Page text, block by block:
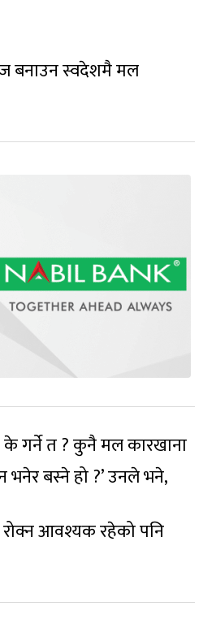
बनाउन स्वदेशमै मल
गर्ने त ? कुनै मल कारखाना
भनेर बस्ने हो ?’ उनले भने,
रोक्न आवश्यक रहेको पनि